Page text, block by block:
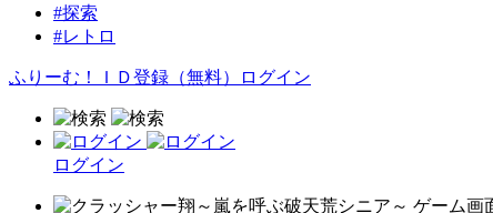
#探索
#レトロ
ふりーむ！ＩＤ登録（無料） ログイン
ログイン